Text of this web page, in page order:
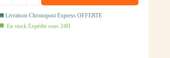
Livraison Chronopost Express OFFERTE
En stock Expédié sous 24H